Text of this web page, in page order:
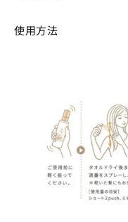
使用方法